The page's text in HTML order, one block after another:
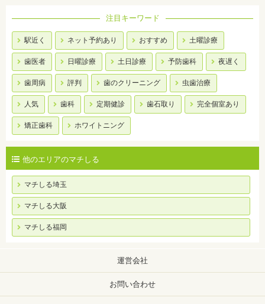
注目キーワード
駅近く ネット予約あり おすすめ 土曜診療
歯医者 日曜診療 土日診療 予防歯科 夜遅く
歯周病 評判 歯のクリーニング 虫歯治療
人気 歯科 定期健診 歯石取り 完全個室あり
矯正歯科 ホワイトニング
他のエリアのマチしる
マチしる埼玉
マチしる大阪
マチしる福岡
運営会社
お問い合わせ